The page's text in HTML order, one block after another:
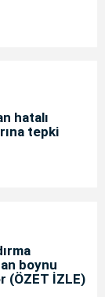
hatalı
tepki
boynu
(ÖZET İZLE)